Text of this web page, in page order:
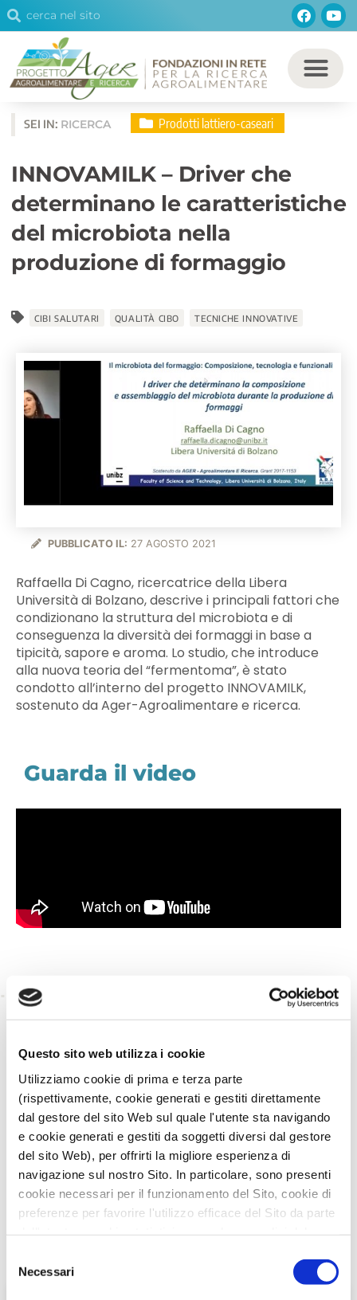
Questo sito web utilizza i cookie
Utilizziamo cookie di prima e terza parte
(rispettivamente, cookie generati e gestiti direttamente
dal gestore del sito Web sul quale l'utente sta navigando
e cookie generati e gestiti da soggetti diversi dal gestore
del sito Web), per offrirti la migliore esperienza di
navigazione sul nostro Sito. In particolare, sono presenti
cookie necessari per il funzionamento del Sito, cookie di
preferenze per favorire l'utilizzo efficace del Sito da parte
categorie di cookie accettare.
Per maggiori informazioni, consulta le nostre pagine
delNecessari
VaiCerca Cerca
SEI IN: RICERCA Prodotti lattiero-caseari
INNOVAMILK – Driver che
determinano le caratteristiche
del microbiota nella
produzione di formaggio
CIBI SALUTARI QUALITÀ CIBO TECNICHE INNOVATIVE
PUBBLICATO IL: 27 AGOSTO 2021
Raffaella Di Cagno, ricercatrice della Libera
Università di Bolzano, descrive i principali fattori che
condizionano la struttura del microbiota e di
conseguenza la diversità dei formaggi in base a
tipicità, sapore e aroma. Lo studio, che introduce
alla nuova teoria del “fermentoma”, è stato
condotto all’interno del progetto INNOVAMILK,
sostenuto da Ager-Agroalimentare e ricerca.
Guarda il video
TORNA INDIETRO
TI È PIACIUTO IL POST? CONDIVIDI!